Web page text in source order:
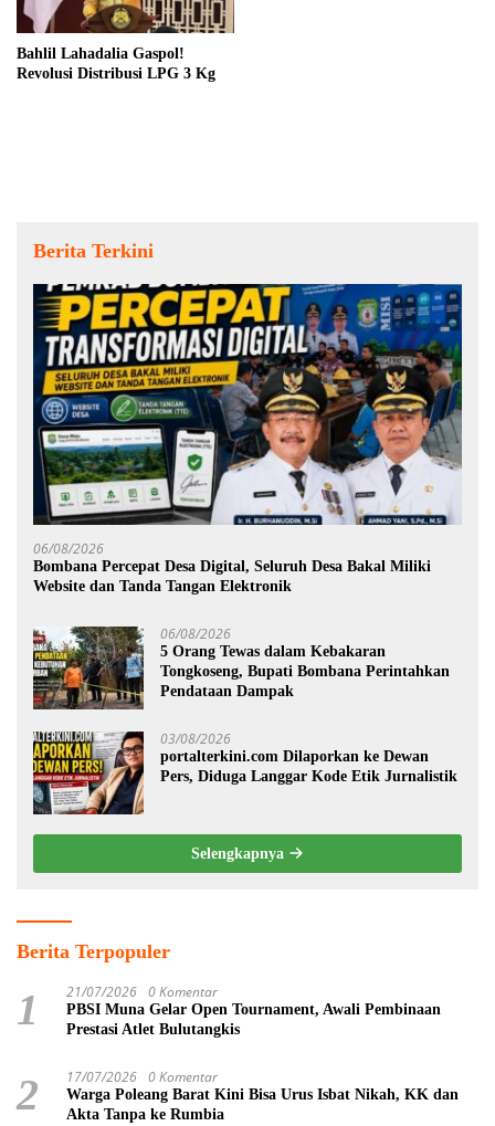
Bahlil Lahadalia Gaspol!
Revolusi Distribusi LPG 3 Kg
Berita Terkini
06/08/2026
Bombana Percepat Desa Digital, Seluruh Desa Bakal Miliki
Website dan Tanda Tangan Elektronik
06/08/2026
5 Orang Tewas dalam Kebakaran
Tongkoseng, Bupati Bombana Perintahkan
Pendataan Dampak
03/08/2026
portalterkini.com Dilaporkan ke Dewan
Pers, Diduga Langgar Kode Etik Jurnalistik
Selengkapnya
Berita Terpopuler
1 21/07/2026 0 Komentar
PBSI Muna Gelar Open Tournament, Awali Pembinaan
Prestasi Atlet Bulutangkis
2 17/07/2026 0 Komentar
Warga Poleang Barat Kini Bisa Urus Isbat Nikah, KK dan
Akta Tanpa ke Rumbia